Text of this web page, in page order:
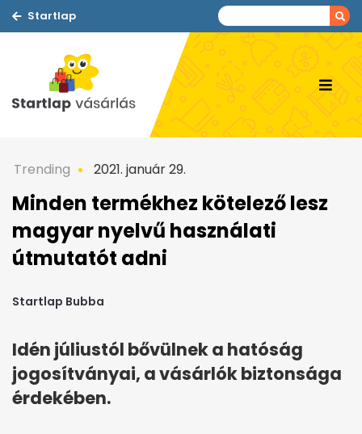
Startlap
Trending 2021. január 29.
Minden termékhez kötelező lesz
magyar nyelvű használati
útmutatót adni
Startlap Bubba
Idén júliustól bővülnek a hatóság
jogosítványai, a vásárlók biztonsága
érdekében.